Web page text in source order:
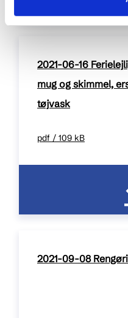
2021-06-16
mug og skimmel,
tøjvask
pdf / 109 kB
2021-09-08